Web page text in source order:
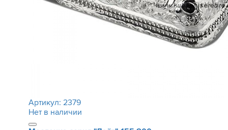
Артикул: 2379
Нет в наличии